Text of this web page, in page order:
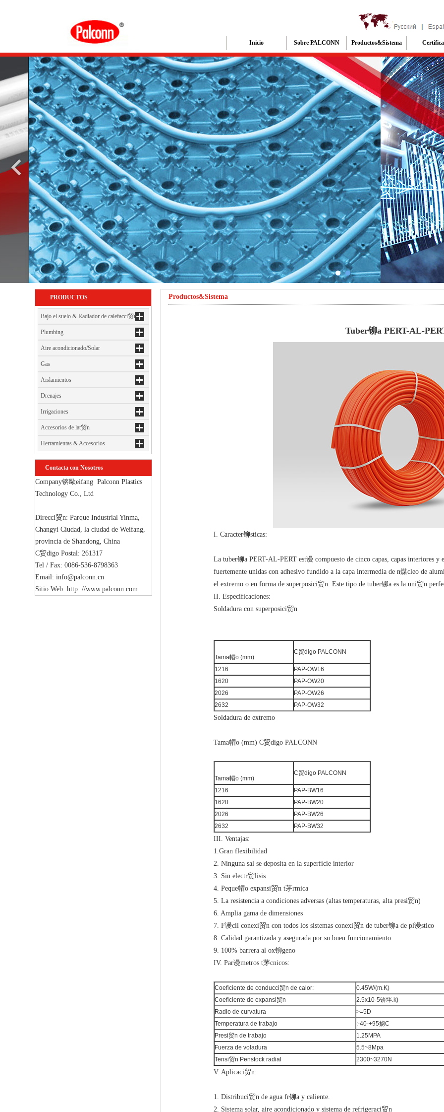
Inicio Sobre PALCONN Productos&Sistema
PRODUCTOS
Bajo el suelo & Radiador de calefacci贸n
Plumbing
Aire acondicionado/Solar
Gas
Aislamientos
Drenajes
Irrigaciones
Accesorios de lat贸n
Herramientas & Accesorios
Contacta con Nosotros
Company锛歐eifang  Palconn Plastics
Technology Co., Ltd
Direcci贸n: Parque Industrial Yinma,
Changyi Ciudad, la ciudad de Weifang,
provincia de Shandong, China
C贸digo Postal: 261317
Tel / Fax: 0086-536-8798363
Email: info@palconn.cn
Sitio Web: http: //www.palconn.com
Productos&Sistema
Tuber铆a PERT-AL-
I. Caracter铆sticas:
La tuber铆a PERT-AL-PERT est谩 compuesto de cinco capas, capas interiores y
fuertemente unidas con adhesivo fundido a la capa intermedia de n煤cleo de
el extremo o en forma de superposici贸n. Este tipo de tuber铆a es la uni贸n
II. Especificaciones:
Soldadura con superposici贸n
Tama帽o (mm)
C贸digo PALCONN
1216
PAP-OW16
1620
PAP-OW20
2026
PAP-OW26
2632
PAP-OW32
Soldadura de extremo
Tama帽o (mm) C贸digo PALCONN
Tama帽o (mm)
C贸digo PALCONN
1216
PAP-BW16
1620
PAP-BW20
2026
PAP-BW26
2632
PAP-BW32
III. Ventajas:
1.Gran flexibilidad
2. Ninguna sal se deposita en la superficie interior
3. Sin electr贸lisis
4. Peque帽o expansi贸n t茅rmica
5. La resistencia a condiciones adversas (altas temperaturas, alta presi贸n)
6. Amplia gama de dimensiones
7. F谩cil conexi贸n con todos los sistemas conexi贸n de tuber铆a de pl谩stico
8. Calidad garantizada y asegurada por su buen funcionamiento
9. 100% barrera al ox铆geno
IV. Par谩metros t茅cnicos:
Coeficiente de conducci贸n de calor:
0.45W/(m.K)
Coeficiente de expansi贸n
2.5x10-5锛坢.k)
Radio de curvatura
>=5D
Temperatura de trabajo
:-40-+95掳C
Presi贸n de trabajo
1.25MPA
Fuerza de voladura
5.5~8Mpa
Tensi贸n Penstock radial
2300~3270N
V. Aplicaci贸n:
1. Distribuci贸n de agua fr铆a y caliente.
2. Sistema solar, aire acondicionado y sistema de refrigeraci贸n